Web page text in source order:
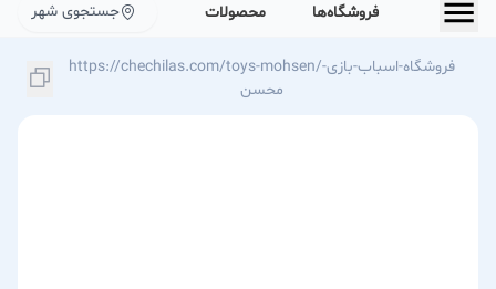
فروشگاه‌ها محصولات جستجوی شهر
https://chechilas.com/toys-mohsen/فروشگاه-اسباب-بازی-
محسن